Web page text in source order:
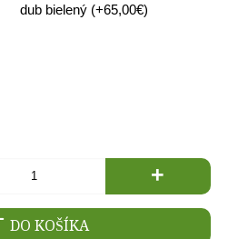
dub bielený (+65,00€)
+
DO KOŠÍKA